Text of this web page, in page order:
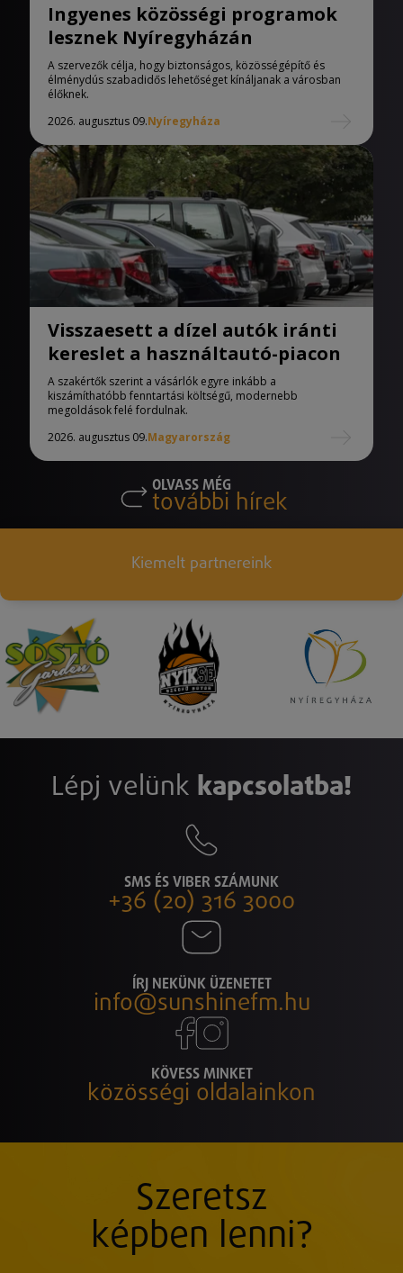
Ingyenes közösségi programok
lesznek Nyíregyházán
A szervezők célja, hogy biztonságos, közösségépítő és
élménydús szabadidős lehetőséget kínáljanak a városban
élőknek.
2026. augusztus 09.Nyíregyháza
Visszaesett a dízel autók iránti
kereslet a használtautó-piacon
A szakértők szerint a vásárlók egyre inkább a
kiszámíthatóbb fenntartási költségű, modernebb
megoldások felé fordulnak.
2026. augusztus 09.Magyarország
OLVASS MÉG
további hírek
Kiemelt partnereink
Lépj velünk kapcsolatba!
SMS ÉS VIBER SZÁMUNK
+36 (20) 316 3000
ÍRJ NEKÜNK ÜZENETET
info@sunshinefm.hu
KÖVESS MINKET
közösségi oldalainkon
Szeretsz
képben lenni?